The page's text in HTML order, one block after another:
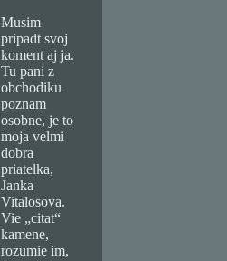
Musim
pripadt svoj
koment aj ja.
Tu pani z
obchodiku
poznam
osobne, je to
moja velmi
dobra
priatelka,
Janka
Vitalosova.
Vie „citat“
kamene,
rozumie im,